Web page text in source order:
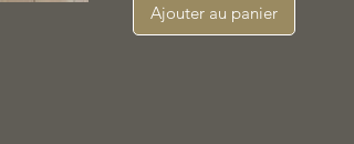
Ajouter au panier